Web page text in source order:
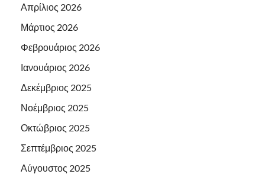
Απρίλιος 2026
Μάρτιος 2026
Φεβρουάριος 2026
Ιανουάριος 2026
Δεκέμβριος 2025
Νοέμβριος 2025
Οκτώβριος 2025
Σεπτέμβριος 2025
Αύγουστος 2025